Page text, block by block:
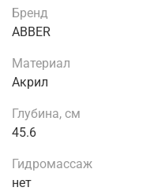
Бренд
ABBER
Материал
Акрил
Глубина, см
45.6
Гидромассаж
нет